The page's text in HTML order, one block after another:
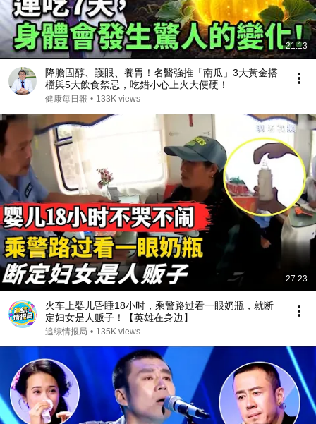
21:13
降膽固醇、護眼、養胃！名醫強推「南瓜」3大黃金搭
檔與5大飲食禁忌，吃錯小心上火大便硬！
健康每日報 • 133K views
27:23
火车上婴儿昏睡18小时，乘警路过看一眼奶瓶，就断
定妇女是人贩子！【英雄在身边】
追综情报局 • 135K views